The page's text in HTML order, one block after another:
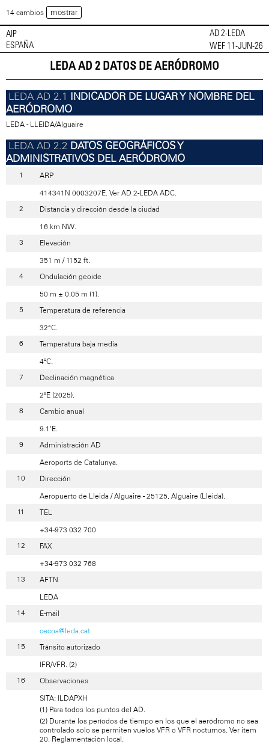
14 cambios mostrar
AIP
ESPAÑA
AD 2-LEDA
WEF 11-JUN-26
LEDA AD 2 DATOS DE AERÓDROMO
INDICADOR DE LUGAR Y NOMBRE DEL
AERÓDROMO
LEDA - LLEIDA/Alguaire
DATOS GEOGRÁFICOS Y
ADMINISTRATIVOS DEL AERÓDROMO
ARP
414341N 0003207E. Ver AD 2-LEDA ADC.
Distancia y dirección desde la ciudad
16 km NW.
Elevación
351 m / 1152 ft.
Ondulación geoide
50 m ± 0.05 m (1).
Temperatura de referencia
32°C.
Temperatura baja media
4ºC.
Declinación magnética
2ºE (2025).
Cambio anual
9.1'E.
Administración AD
Aeroports de Catalunya.
Dirección
Aeropuerto de Lleida / Alguaire - 25125, Alguaire (Lleida).
TEL
+34-973 032 700
FAX
+34-973 032 768
AFTN
LEDA
E-mail
cecoa@leda.cat
Tránsito autorizado
IFR/VFR. (2)
Observaciones
SITA: ILDAPXH
(1) Para todos los puntos del AD.
(2) Durante los períodos de tiempo en los que el aeródromo no sea
controlado solo se permiten vuelos VFR o VFR nocturnos. Ver item
20. Reglamentación local.